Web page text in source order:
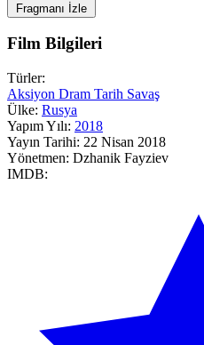
Fragmanı İzle
Film Bilgileri
Türler:
Aksiyon Dram Tarih Savaş
Ülke: Rusya
Yapım Yılı: 2018
Yayın Tarihi: 22 Nisan 2018
Yönetmen: Dzhanik Fayziev
IMDB: